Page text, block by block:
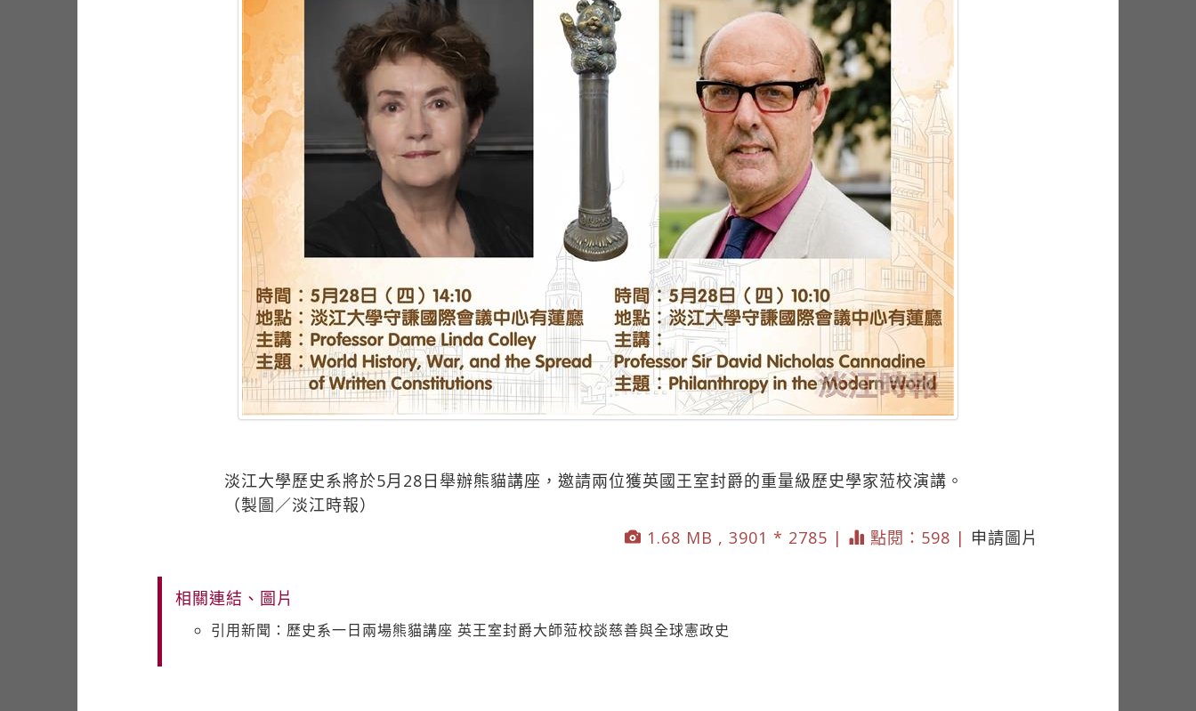
淡江大學歷史系將於5月28日舉辦熊貓講座，邀請兩位獲英國王室封爵的重量級歷史學家蒞校演講。
（製圖／淡江時報）
1.68 MB , 3901 * 2785 |
點閱：598 | 申請圖片
相關連結、圖片
引用新聞：歷史系一日兩場熊貓講座 英王室封爵大師蒞校談慈善與全球憲政史